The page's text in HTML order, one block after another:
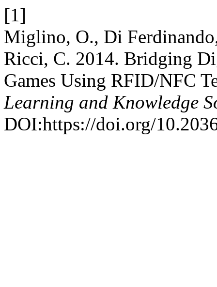
[1]
Miglino, O., Di
Ricci, C. 2014. Bridging
Games Using RFID/NFC
Learning and Knowledge
DOI:https://doi.org/